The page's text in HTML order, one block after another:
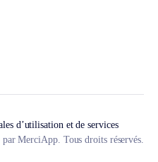
d’utilisation et de services
MerciApp. Tous droits réservés.